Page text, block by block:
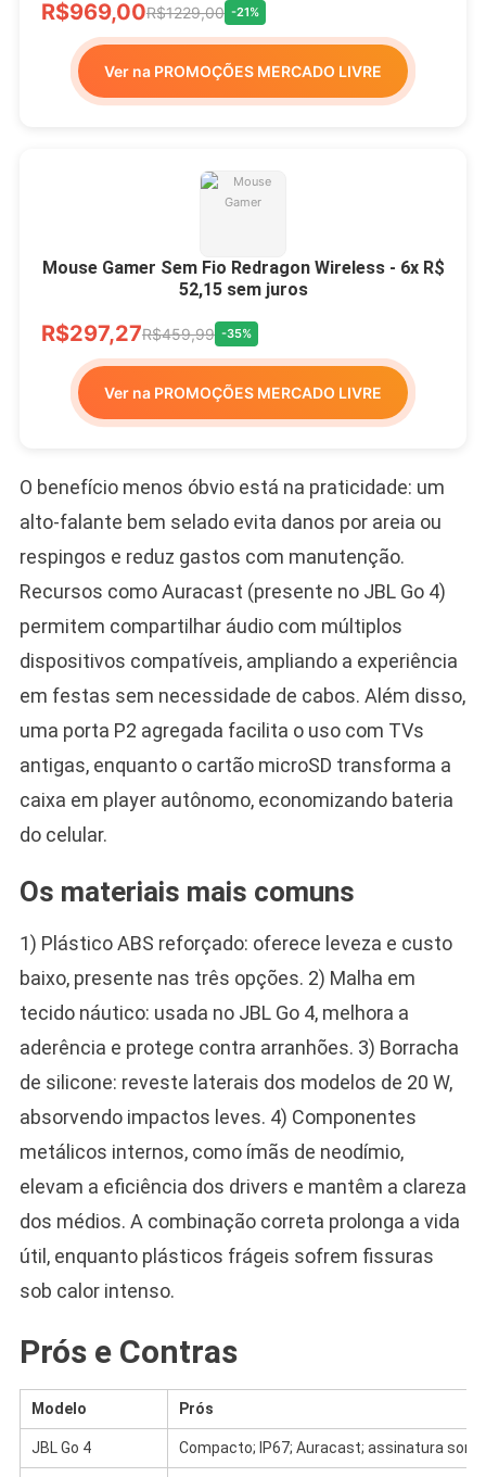
R$969,00R$1229,00 -21%
Ver na PROMOÇÕES MERCADO LIVRE
Mouse Gamer Sem Fio Redragon Wireless - 6x R$
52,15 sem juros
R$297,27R$459,99 -35%
Ver na PROMOÇÕES MERCADO LIVRE
O benefício menos óbvio está na praticidade: um
alto-falante bem selado evita danos por areia ou
respingos e reduz gastos com manutenção.
Recursos como Auracast (presente no JBL Go 4)
permitem compartilhar áudio com múltiplos
dispositivos compatíveis, ampliando a experiência
em festas sem necessidade de cabos. Além disso,
uma porta P2 agregada facilita o uso com TVs
antigas, enquanto o cartão microSD transforma a
caixa em player autônomo, economizando bateria
do celular.
Os materiais mais comuns
1) Plástico ABS reforçado: oferece leveza e custo
baixo, presente nas três opções. 2) Malha em
tecido náutico: usada no JBL Go 4, melhora a
aderência e protege contra arranhões. 3) Borracha
de silicone: reveste laterais dos modelos de 20 W,
absorvendo impactos leves. 4) Componentes
metálicos internos, como ímãs de neodímio,
elevam a eficiência dos drivers e mantêm a clareza
dos médios. A combinação correta prolonga a vida
útil, enquanto plásticos frágeis sofrem fissuras
sob calor intenso.
Prós e Contras
Modelo Prós
JBL Go 4 Compacto; IP67; Auracast; assinatura